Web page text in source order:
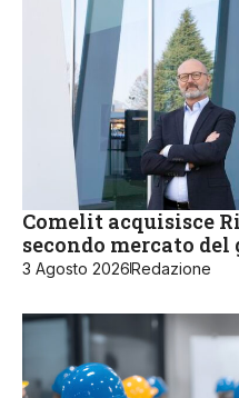
Comelit acquisisce
secondo mercato
3 Agosto 2026Redazione